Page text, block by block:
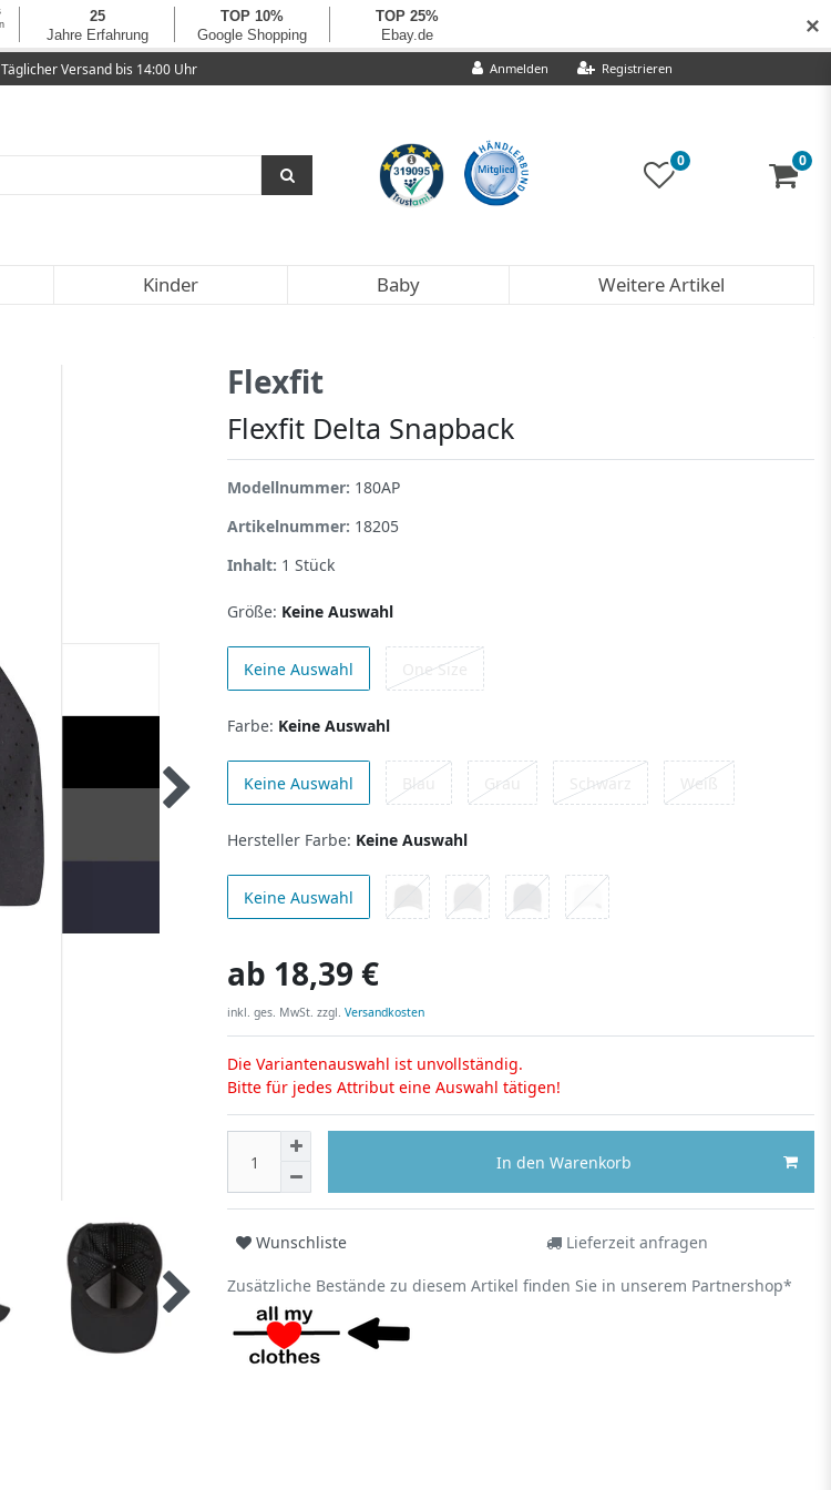
Anmelden Registrieren
Täglicher Versand bis 14:00 Uhr
0 0
Kinder Baby Weitere Artikel
Flexfit
Flexfit Delta Snapback
Modellnummer: 180AP
Artikelnummer: 18205
Inhalt: 1 Stück
Größe: Keine Auswahl
Keine Auswahl One Size
Farbe: Keine Auswahl
Keine Auswahl Blau Grau Schwarz Weiß
Hersteller Farbe: Keine Auswahl
Keine Auswahl
ab 18,39 €
inkl. ges. MwSt. zzgl. Versandkosten
Die Variantenauswahl ist unvollständig.
Bitte für jedes Attribut eine Auswahl tätigen!
In den Warenkorb
Wunschliste Lieferzeit anfragen
Zusätzliche Bestände zu diesem Artikel finden Sie in unserem Partnershop*
✕